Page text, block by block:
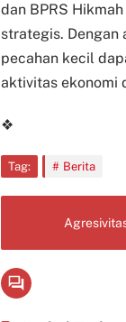
dan BPRS
strategis. Dengan
pecahan kecil
aktivitas ekonomi
❖
Tag: Berita